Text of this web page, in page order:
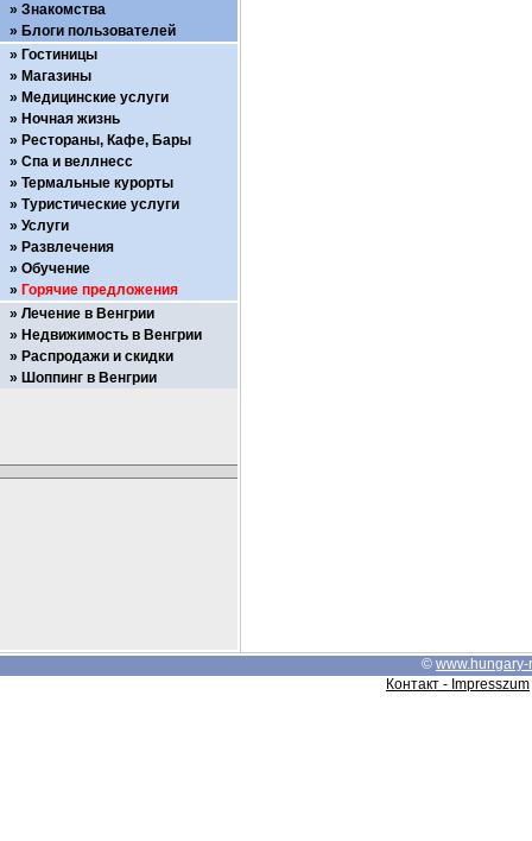
Знакомства
Блоги пользователей
Гостиницы
Магазины
Медицинские услуги
Ночная жизнь
Рестораны, Кафе, Бары
Спа и веллнесс
Термальные курорты
Туристические услуги
Услуги
Развлечения
Обучение
Горячие предложения
Лечение в Венгрии
Недвижимость в Венгрии
Распродажи и скидки
Шоппинг в Венгрии
© www.hungary-
Контакт - Impresszum